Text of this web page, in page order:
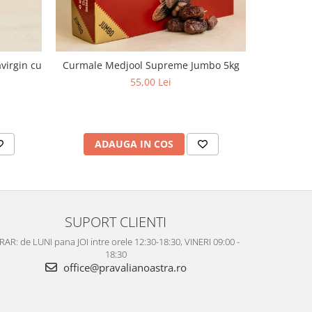
cu
Curmale Medjool Supreme Jumbo 5kg
55,00 Lei
ADAUGA IN COS
SUPORT CLIENTI
de LUNI pana JOI intre orele 12:30-18:30, VINERI 09:00 -
18:30
office@pravalianoastra.ro